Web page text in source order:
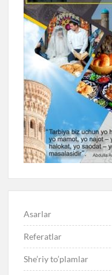
Asarlar
Referatlar
She’riy to’plamlar